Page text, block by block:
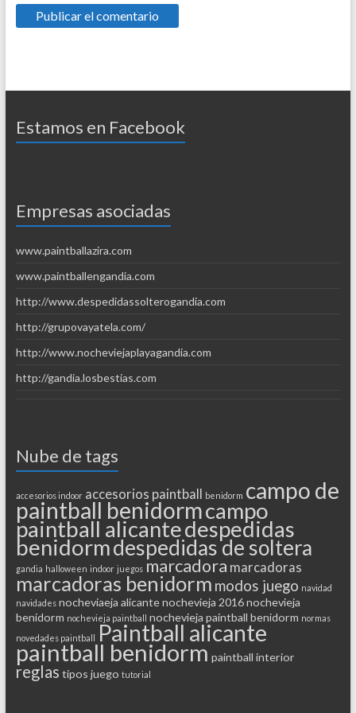
Estamos en Facebook
Empresas asociadas
www.paintballazira.com
www.paintballengandia.com
http://www.despedidassolterogandia.com
http://grupovayatela.com/
http://www.nocheviejaplayagandia.com
http://gandia.losbestias.com
Nube de tags
accesorios indoor accesorios paintball benidorm campo de
paintball benidormcampo
paintball alicantedespedidas
benidormdespedidas de soltera
gandia halloween indoor juegos marcadora marcadoras
marcadoras benidorm modos juego navidad
navidades nocheviaeja alicantenochevieja 2016nochevieja
benidorm nochevieja paintball nochevieja paintball benidorm normas
novedades paintball Paintball alicante
paintball benidorm paintball interior
reglas tipos juego tutorial